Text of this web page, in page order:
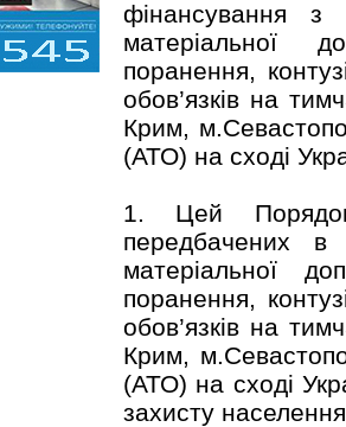
фінансування з
матеріальної
поранення,
обов’язків на
Крим,
(АТО) на сході
1. Цей Порядок
передбачених в
матеріальної
поранення,
обов’язків на
Крим,
(АТО) на сході
захисту